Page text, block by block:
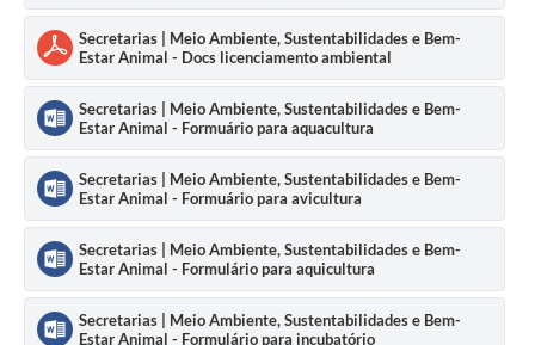
SIM - Serviço de Inspeção Municipal
Vigilância Sanitária
Vigilância Ambiental em Saúde
COPIR - Coordenadoria de Promoção de Igualdade Racial
Galeria de Fotos
Contratos
Obras
Secretarias | Meio Ambiente, Sustentabilidades e Bem-
Estar Animal - Docs licenciamento ambiental
Secretarias | Meio Ambiente, Sustentabilidades e Bem-
Estar Animal - Formuário para aquacultura
Secretarias | Meio Ambiente, Sustentabilidades e Bem-
Estar Animal - Formuário para avicultura
Secretarias | Meio Ambiente, Sustentabilidades e Bem-
Estar Animal - Formulário para aquicultura
Secretarias | Meio Ambiente, Sustentabilidades e Bem-
Estar Animal - Formulário para incubatório